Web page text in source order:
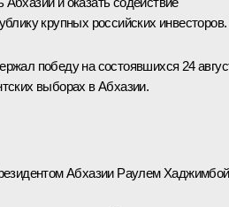
крупных российских инвесторов.
победу на состоявшихся 24
выборах в Абхазии.
Абхазии Раулем Хаджимбой